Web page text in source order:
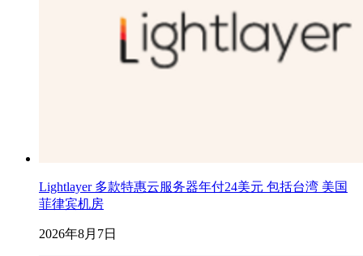
Lightlayer 多款特惠云服务器年付24美元 包括台湾 美国
菲律宾机房
2026年8月7日